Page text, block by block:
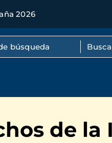
2026
completo
de la